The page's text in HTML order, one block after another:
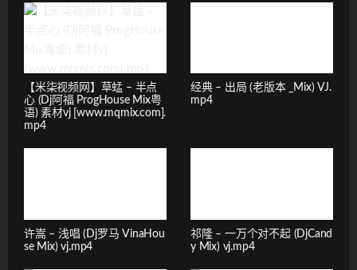
【米柒视频网】草蜢 – 半点
心 (Dj阿福 ProgHouse Mix粤
语) 素材vj [www.mqmix.com].
mp4
经典 – 出局 (老版本 _Mix) VJ.
mp4
许嵩 – 浅唱 (Dj罗马 VinaHou
se Mix) vj.mp4
祁隆 – 一万个对不起 (DjCand
y Mix) vj.mp4